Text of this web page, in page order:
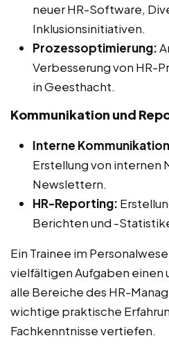
neuer HR-Software,
Inklusionsinitiativen.
Prozessoptimierung:
Verbesserung von HR-
in Geesthacht.
Kommunikation und
Interne
Erstellung von internen
Newslettern.
HR-Reporting:
Berichten und -
Ein Trainee im
vielfältigen Aufgaben einen
alle Bereiche des HR-
wichtige praktische
Fachkenntnisse vertiefen.